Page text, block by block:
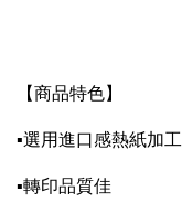
【商品特色】
▪選用進口感熱紙加工
▪轉印品質佳